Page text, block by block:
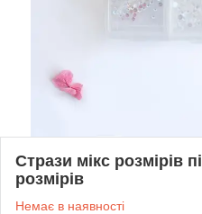
Стрази мікс розмірів
розмірів
Немає в наявності